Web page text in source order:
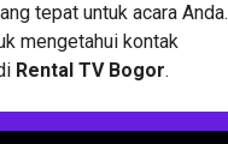
tepat untuk acara Anda.
mengetahui kontak
Rental TV Bogor.